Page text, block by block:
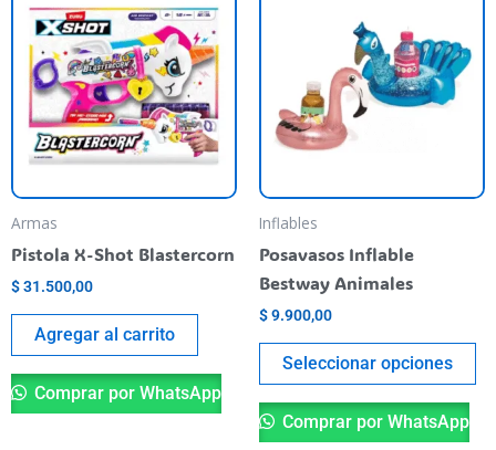
Armas
Pistola X-Shot Blastercorn
$31.500,00
Agregar al carrito
Comprar por WhatsApp
Inflables
Posavasos Inflable
Bestway Animales
$9.900,00
Seleccionar opciones
Comprar por WhatsApp